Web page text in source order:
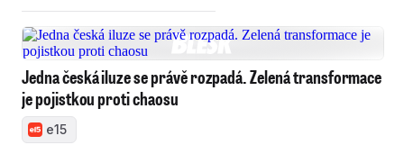
Jedna česká iluze se právě rozpadá. Zelená transformace
je pojistkou proti chaosu
e15